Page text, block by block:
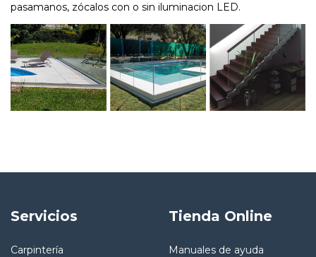
pasamanos, zócalos con o sin iluminacion LED.
Servicios
Carpintería
Tienda Online
Manuales de ayuda